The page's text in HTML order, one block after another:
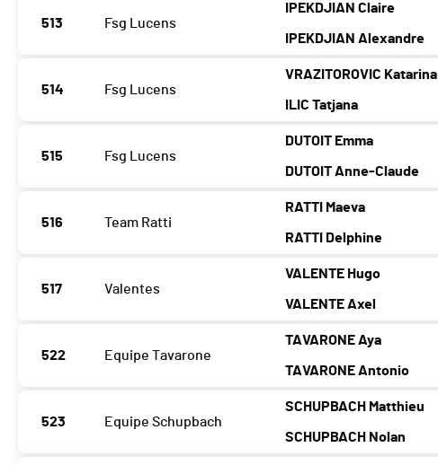
513 Fsg Lucens
IPEKDJIAN Claire
IPEKDJIAN Alexandre
514 Fsg Lucens
VRAZITOROVIC Katarina
ILIC Tatjana
515 Fsg Lucens
DUTOIT Emma
DUTOIT Anne-Claude
516 Team Ratti
RATTI Maeva
RATTI Delphine
517 Valentes
VALENTE Hugo
VALENTE Axel
522 Equipe Tavarone
TAVARONE Aya
TAVARONE Antonio
523 Equipe Schupbach
SCHUPBACH Matthieu
SCHUPBACH Nolan